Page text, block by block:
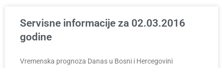
Servisne informacije za 02.03.2016
godine
Vremenska prognoza Danas u Bosni i Hercegovini